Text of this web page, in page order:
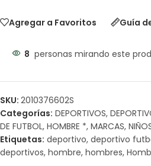
Agregar a Favoritos Guía
8 personas mirando este
SKU: 2010376602S
Categorías: DEPORTIVOS,
DE FUTBOL, HOMBRE *, MARCAS,
Etiquetas: deportivo, deportivo
deportivos, hombre, hombres,